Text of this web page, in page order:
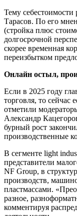
Тему
Тарасов. По его
(стройка плюс
долгосрочной
скорее временная
переизбытком
Онлайн остыл,
Если в 2025 году
торговля, то сейчас
отметили
Александр
бурный рост
производственные
В сегменте light
представители
NF Group, в
производств,
пластмассами.
разное,
комментируя